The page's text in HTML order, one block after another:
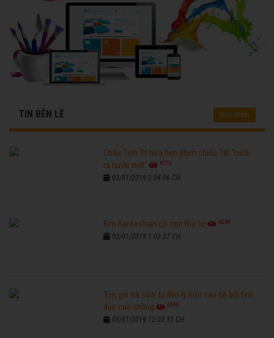
TIN BÊN LỀ Đọc thêm
Châu Tinh Trì hứa hẹn phim chiếu Tết 'cười
ra nước mắt'
6770
03/01/2019 2:04:06 CH
Kim Kardashian có con thứ tư 6268
03/01/2019 1:03:37 CH
'Em gái trà sữa' bị đồn ly hôn sau bê bối tình
dục của chồng
6590
03/01/2019 12:03:33 CH